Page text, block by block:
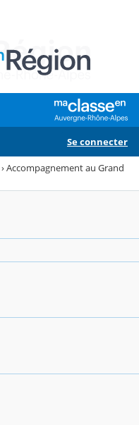
Se connecter
›Accompagnement au Grand